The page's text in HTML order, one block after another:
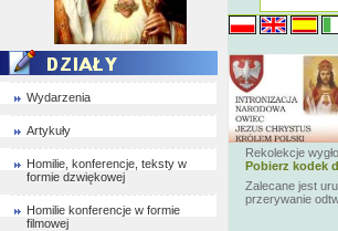
Wydarzenia
Artykuły
Homilie, konferencje, teksty w
formie dzwiękowej
Homilie konferencje w formie
filmowej
Rekolekcje
Pobierz kodek
Zalecane jest
przerywanie